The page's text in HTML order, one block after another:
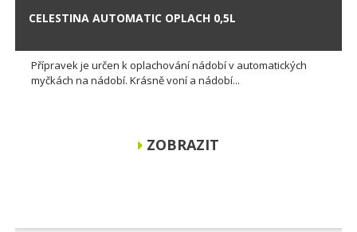
CELESTINA AUTOMATIC OPLACH 0,5L
Přípravek je určen k oplachování nádobí v automatických
myčkách na nádobí. Krásně voní a nádobí...
ZOBRAZIT